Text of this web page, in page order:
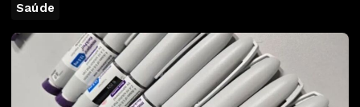
Saúde